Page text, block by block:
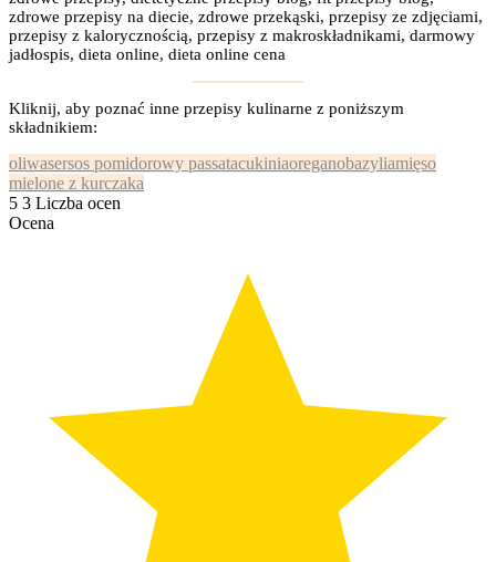
zdrowe przepisy na diecie, zdrowe przekąski, przepisy ze zdjęciami,
przepisy z kalorycznością, przepisy z makroskładnikami, darmowy
jadłospis, dieta online, dieta online cena
Kliknij, aby poznać inne przepisy kulinarne z poniższym
składnikiem:
oliwasersos pomidorowy passatacukiniaoreganobazyliamięso
mielone z kurczaka
5 3 Liczba ocen
Ocena